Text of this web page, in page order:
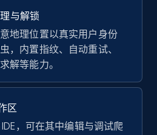
Reviews count, and
与解锁
地理位置以真实用户身份
，内置指纹、自动重试、
解等能力。
区
，可在其中编辑与调试爬